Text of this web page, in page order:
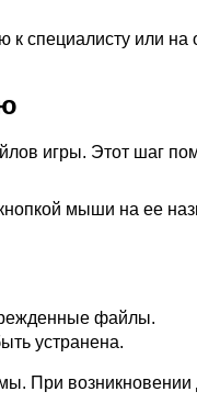
к специалисту или
игры. Этот шаг
мыши на ее
файлы.
устранена.
При